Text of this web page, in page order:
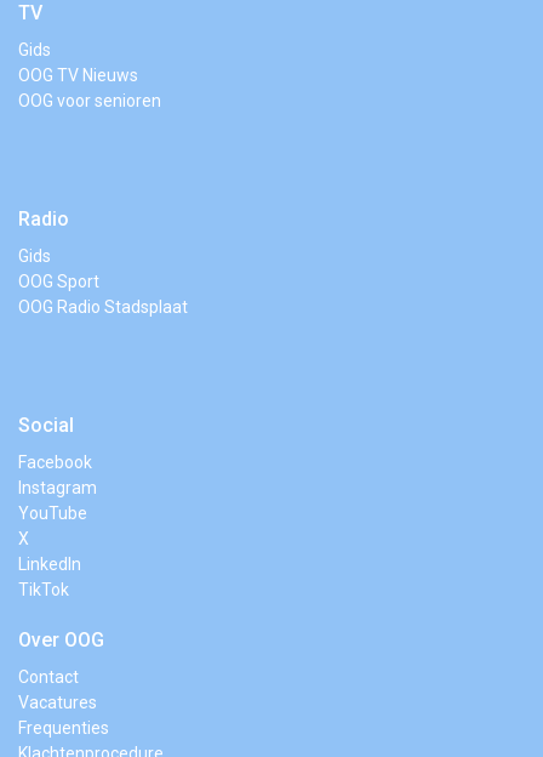
TV
Gids
OOG TV Nieuws
OOG voor senioren
Radio
Gids
OOG Sport
OOG Radio Stadsplaat
Social
Facebook
Instagram
YouTube
X
LinkedIn
TikTok
Over OOG
Contact
Vacatures
Frequenties